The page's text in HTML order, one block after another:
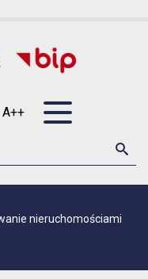
średnia
A++
Czcionka duża
nieruchomościami